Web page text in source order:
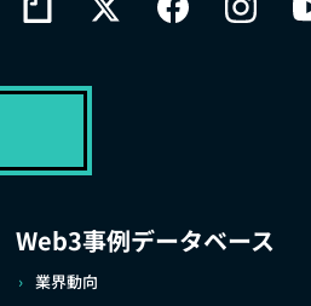
Web3事例データベース
業界動向